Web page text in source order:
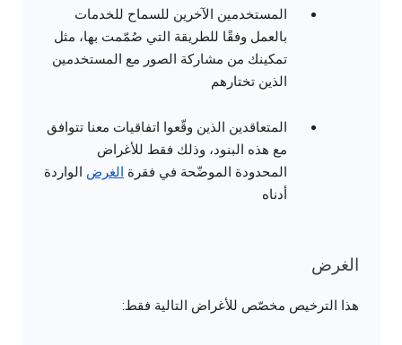
المستخدمين الآخرين للسماح للخدمات
بالعمل وفقًا للطريقة التي صُمّمت بها، مثل
تمكينك من مشاركة الصور مع المستخدمين
الذين تختارهم
المتعاقدين الذين وقّعوا اتفاقيات معنا تتوافق
مع هذه البنود، وذلك فقط للأغراض
المحدودة الموضّحة في فقرة الغرض الواردة
أدناه
الغرض
هذا الترخيص مخصّص للأغراض التالية فقط: